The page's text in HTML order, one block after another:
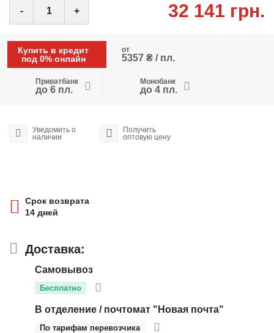
32 141 грн.
- +
Купить в кредит
под 0% онлайн
от
5357 ₴ / пл.
Приватбанк
до 6 пл.
Монобанк
до 4 пл.
Уведомить о
наличии
Получить
оптовую цену
Срок возврата
14 дней
Доставка:
Самовывоз
Бесплатно
В отделение / почтомат "Новая почта"
По тарифам перевозчика